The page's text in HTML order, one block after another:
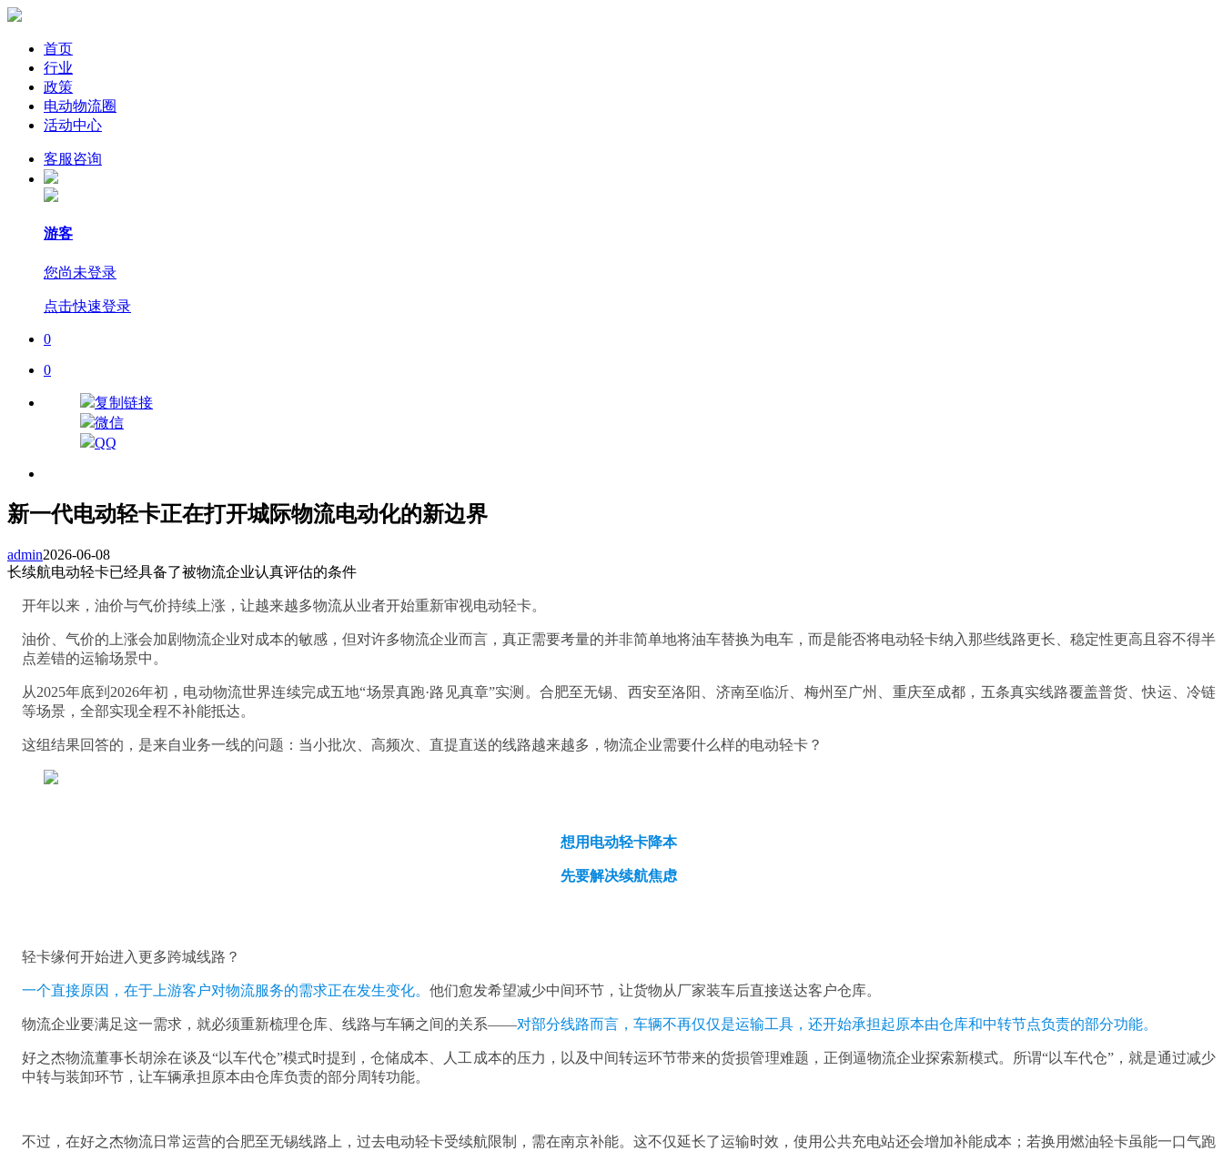
首页
行业
政策
电动物流圈
活动中心
客服咨询
游客
您尚未登录
点击快速登录
0
0
复制链接
微信
QQ
新一代电动轻卡正在打开城际物流电动化的新边界
admin2026-06-08
长续航电动轻卡已经具备了被物流企业认真评估的条件
开年以来，油价与气价持续上涨，让越来越多物流从业者开始重新审视电动轻卡。
油价、气价的上涨会加剧物流企业对成本的敏感，但对许多物流企业而言，真正需要考量的并非简单地将油车替换为电车，而是能否将电动轻卡纳入那些线路更长、稳定性更高且容不得半
点差错的运输场景中。
从2025年底到2026年初，电动物流世界连续完成五地“场景真跑·路见真章”实测。合肥至无锡、西安至洛阳、济南至临沂、梅州至广州、重庆至成都，五条真实线路覆盖普货、快运、冷链
等场景，全部实现全程不补能抵达。
这组结果回答的，是来自业务一线的问题：当小批次、高频次、直提直送的线路越来越多，物流企业需要什么样的电动轻卡？
想用电动轻卡降本
先要解决续航焦虑
轻卡缘何开始进入更多跨城线路？
一个直接原因，在于上游客户对物流服务的需求正在发生变化。 他们愈发希望减少中间环节，让货物从厂家装车后直接送达客户仓库。
物流企业要满足这一需求，就必须重新梳理仓库、线路与车辆之间的关系——对部分线路而言，车辆不再仅仅是运输工具，还开始承担起原本由仓库和中转节点负责的部分功能。
好之杰物流董事长胡涂在谈及“以车代仓”模式时提到，仓储成本、人工成本的压力，以及中间转运环节带来的货损管理难题，正倒逼物流企业探索新模式。所谓“以车代仓”，就是通过减少
中转与装卸环节，让车辆承担原本由仓库负责的部分周转功能。
不过，在好之杰物流日常运营的合肥至无锡线路上，过去电动轻卡受续航限制，需在南京补能。这不仅延长了运输时效，使用公共充电站还会增加补能成本；若换用燃油轻卡虽能一口气跑